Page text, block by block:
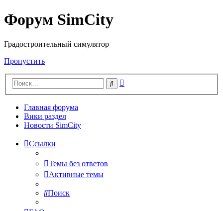
Форум SimCity
Градостроительный симулятор
Пропустить
Поиск
Главная форума
Вики раздел
Новости SimCity
Ссылки
Темы без ответов
Активные темы
Поиск